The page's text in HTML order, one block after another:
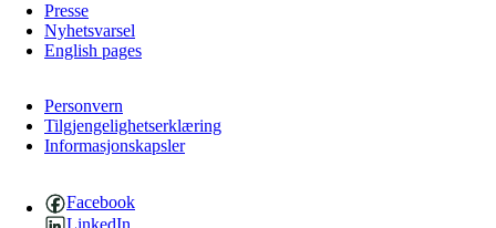
3.2 Åhpadibme ja hiebadum åhpadus
3.3 Aktisasjbarggo sijda ja skåvlå gaskan
3.4 Åhpadus åhpadusvidnudagán ja barggoiellemin
3.5 Profesjåvnåaktisasjvuohta ja skåvllååvddånibme
Presse
Nyhetsvarsel
English pages
Personvern
Tilgjengelighetserklæring
Informasjonskapsler
Facebook